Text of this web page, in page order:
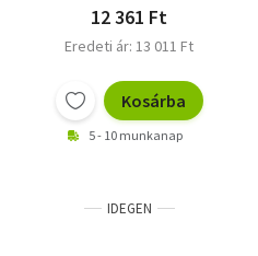
12 361 Ft
Eredeti ár: 13 011 Ft
Kosárba
5 - 10 munkanap
IDEGEN